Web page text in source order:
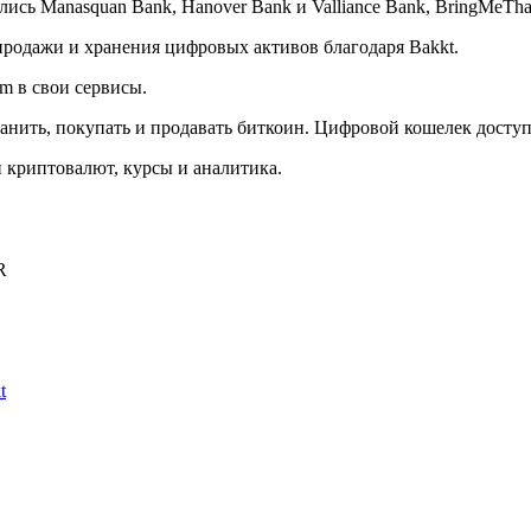
Manasquan Bank, Hanover Bank и Valliance Bank,
и хранения цифровых активов благодаря Bakkt.
в свои сервисы.
покупать и продавать биткоин. Цифровой кошелек
курсы и аналитика.